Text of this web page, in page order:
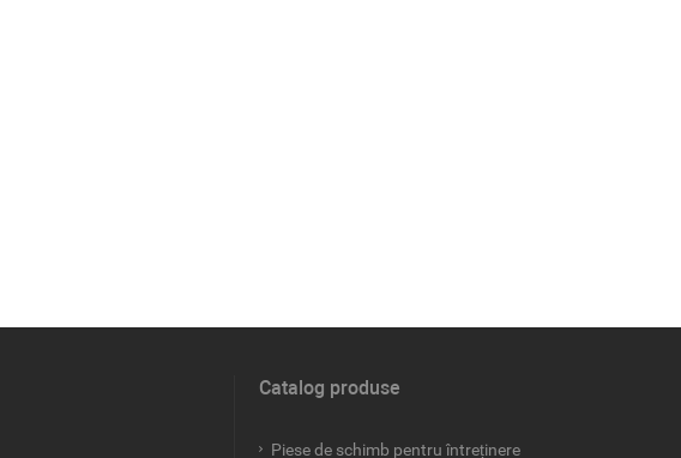
Catalog produse
Piese de schimb pentru întreținere